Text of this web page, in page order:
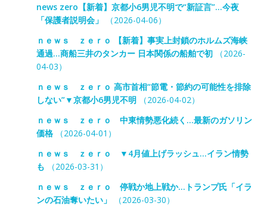
news zero【新着】京都小6男児不明で“新証言”…今夜
「保護者説明会」
（2026-04-06）
ｎｅｗｓ ｚｅｒｏ 【新着】事実上封鎖のホルムズ海峡
通過…商船三井のタンカー 日本関係の船舶で初（2026-
04-03）
ｎｅｗｓ ｚｅｒｏ 高市首相“節電・節約の可能性を排除
しない”▼京都小6男児不明（2026-04-02）
ｎｅｗｓ ｚｅｒｏ 中東情勢悪化続く…最新のガソリン
価格（2026-04-01）
ｎｅｗｓ ｚｅｒｏ ▼4月値上げラッシュ…イラン情勢
も （2026-03-31）
ｎｅｗｓ ｚｅｒｏ 停戦か地上戦か…トランプ氏「イラ
ンの石油奪いたい」
（2026-03-30）